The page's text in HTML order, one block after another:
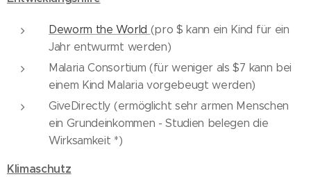
Deworm the World (pro $ kann ein Kind für ein
Jahr entwurmt werden)
Malaria Consortium (für weniger als $7 kann bei
einem Kind Malaria vorgebeugt werden)
GiveDirectly (ermöglicht sehr armen Menschen
ein Grundeinkommen - Studien belegen die
Wirksamkeit *)
Klimaschutz